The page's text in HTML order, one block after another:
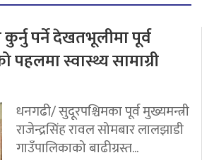
पर्ने देखतभूलीमा पूर्व
पहलमा स्वास्थ्य सामाग्री
धनगढी/ सुदूरपश्चिमका पूर्व मुख्यमन्त्री
राजेन्द्रसिंह रावल सोमबार लालझाडी
गाउँपालिकाको बाढीग्रस्त...